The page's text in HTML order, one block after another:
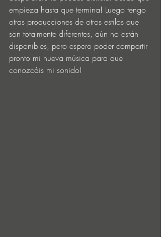
empieza hasta que termina! Luego tengo
otras producciones de otros estilos que
son totalmente diferentes, aún no están
disponibles, pero espero poder compartir
pronto mi nueva música para que
conozcáis mi sonido!